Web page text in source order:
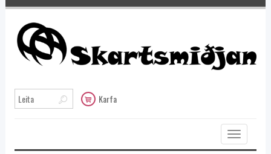
Karfa
Toggle
navigation